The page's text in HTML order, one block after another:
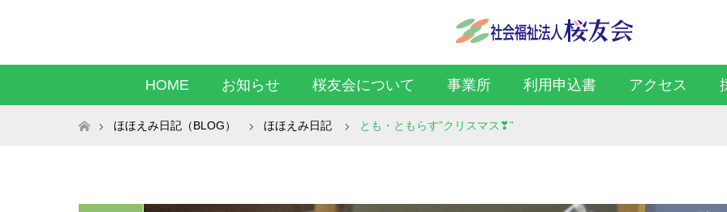
HOME お知らせ 桜友会について 事業所 利用申込書 アクセス
ホームほほえみ日記（BLOG） ほほえみ日記 とも・ともらす”クリスマス❣”